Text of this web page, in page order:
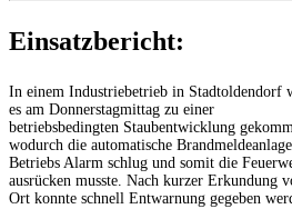
Einsatzbericht:
In einem Industriebetrieb in Stadtoldendorf
es am Donnerstagmittag zu einer
betriebsbedingten Staubentwicklung
wodurch die automatische
Betriebs Alarm schlug und somit die
ausrücken musste. Nach kurzer Erkundung
Ort konnte schnell Entwarnung gegeben